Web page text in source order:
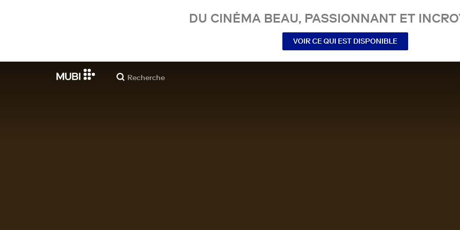
DU CINÉMA BEAU, PASSIONNANT ET
VOIR CE QUI EST DISPONIBLE